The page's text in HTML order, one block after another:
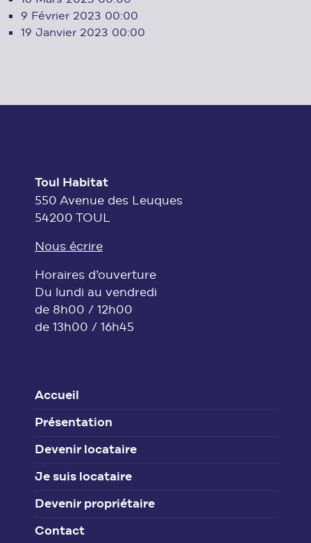
9 Février 2023 00:00
19 Janvier 2023 00:00
Toul Habitat
550 Avenue des Leuques
54200 TOUL
Nous écrire
Horaires d’ouverture
Du lundi au vendredi
de 8h00 / 12h00
de 13h00 / 16h45
Accueil
Présentation
Devenir locataire
Je suis locataire
Devenir propriétaire
Contact